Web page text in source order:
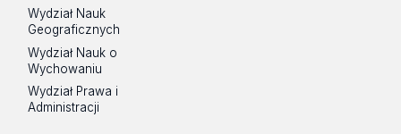
Wydział Nauk
Geograficznych
Wydział Nauk o
Wychowaniu
Wydział Prawa i
Administracji